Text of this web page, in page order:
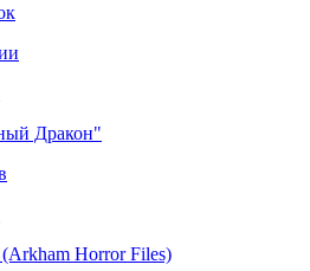
Дракон"
Horror Files)